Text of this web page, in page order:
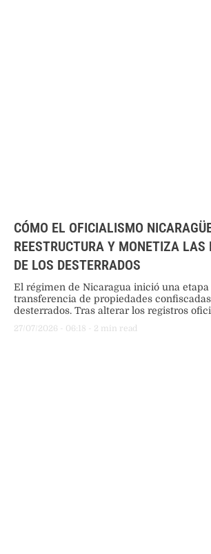
CÓMO EL OFICIALISMO
REESTRUCTURA Y MONETIZA LAS
DE LOS DESTERRADOS
El régimen de Nicaragua inició una
transferencia de propiedades
desterrados. Tras alterar los registros
los dueños originales, el Estado
generando una futura e millonaria deuda
27/07/2026 - 06:18 - 2 min read